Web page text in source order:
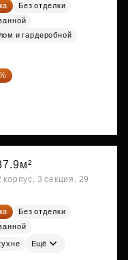
Без отделки
и гардеробной
3 секция, 29
Без отделки
Ещё